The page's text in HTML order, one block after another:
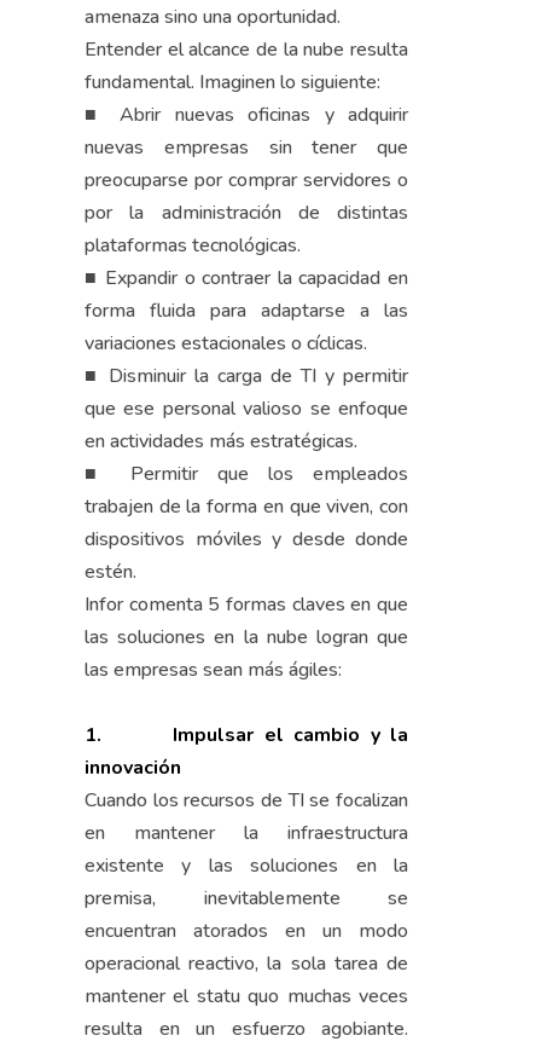
amenaza sino una oportunidad.
Entender el alcance de la nube resulta
fundamental. Imaginen lo siguiente:
■ Abrir nuevas oficinas y adquirir
nuevas empresas sin tener que
preocuparse por comprar servidores o
por la administración de distintas
plataformas tecnológicas.
■ Expandir o contraer la capacidad en
forma fluida para adaptarse a las
variaciones estacionales o cíclicas.
■ Disminuir la carga de TI y permitir
que ese personal valioso se enfoque
en actividades más estratégicas.
■ Permitir que los empleados
trabajen de la forma en que viven, con
dispositivos móviles y desde donde
estén.
Infor comenta 5 formas claves en que
las soluciones en la nube logran que
las empresas sean más ágiles:
1. Impulsar el cambio y la
innovación
Cuando los recursos de TI se focalizan
en mantener la infraestructura
existente y las soluciones en la
premisa, inevitablemente se
encuentran atorados en un modo
operacional reactivo, la sola tarea de
mantener el statu quo muchas veces
resulta en un esfuerzo agobiante.